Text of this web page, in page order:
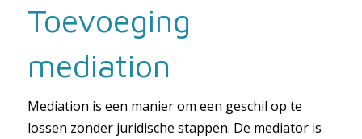
Toevoeging
mediation
Mediation is een manier om een geschil op te
lossen zonder juridische stappen. De mediator is